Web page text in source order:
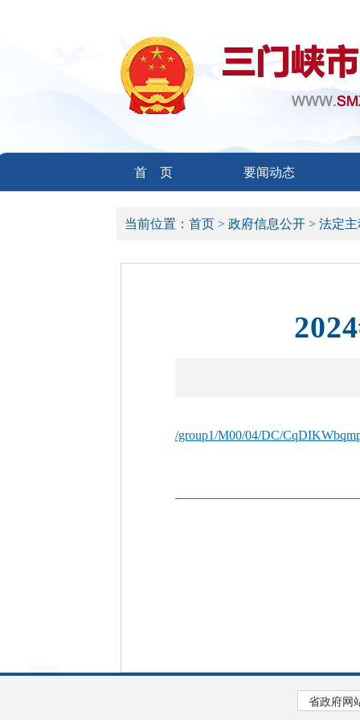
首 页 要闻动态
当前位置： 首页 > 政府信息公开 > 法定
/group1/M00/04/DC/